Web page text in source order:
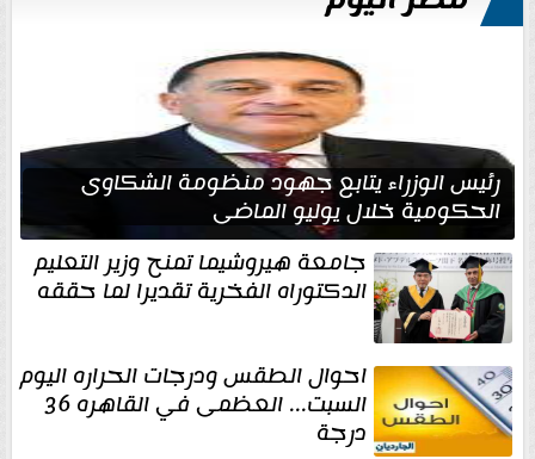
رئيس الوزراء يتابع جهود منظومة الشكاوى
الحكومية خلال يوليو الماضي
جامعة هيروشيما تمنح وزير التعليم
الدكتوراه الفخرية تقديرا لما حققه
احوال الطقس ودرجات الحراره اليوم
السبت... العظمى في القاهره 36
درجة